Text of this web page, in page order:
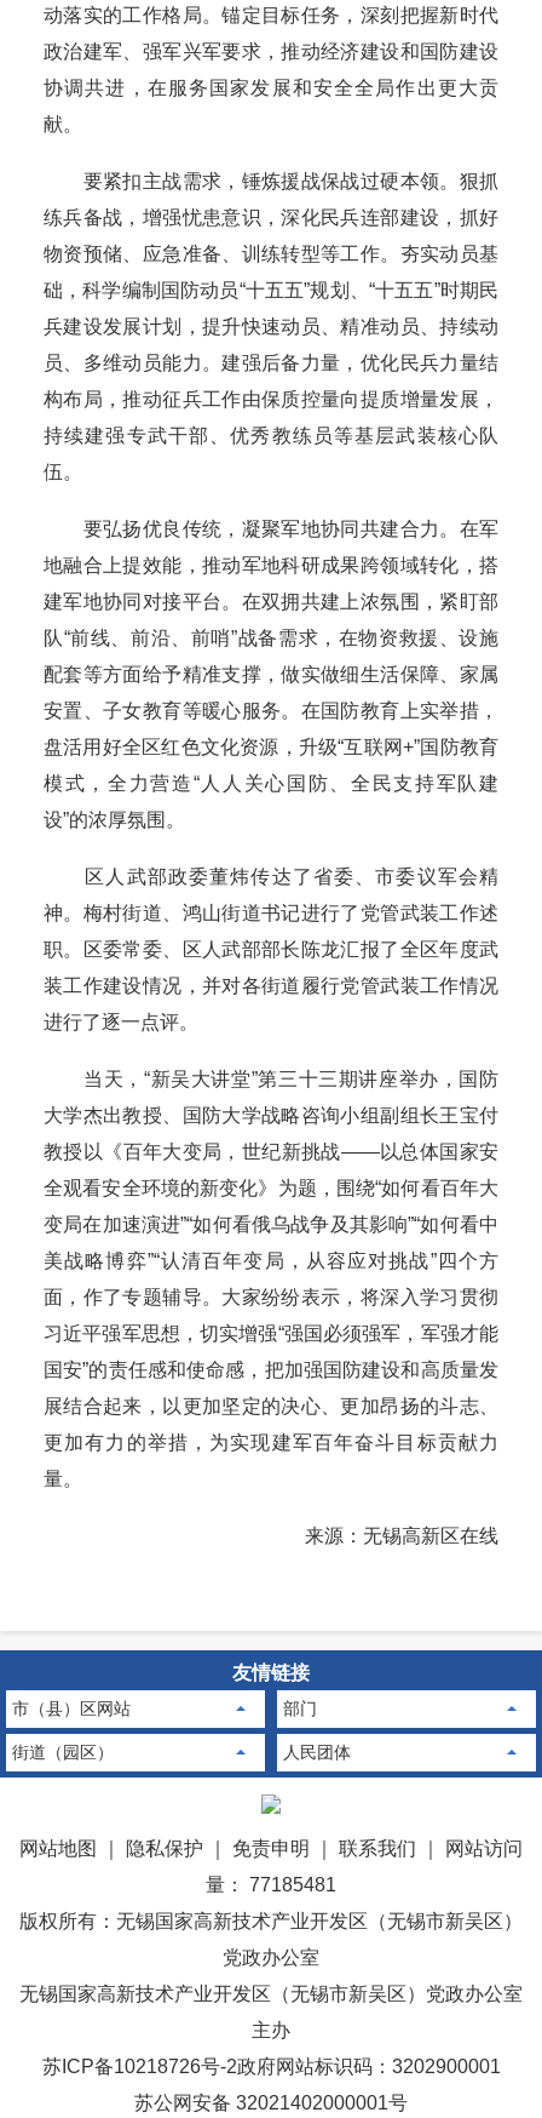
动落实的工作格局。锚定目标任务，深刻把握新时代
政治建军、强军兴军要求，推动经济建设和国防建设
协调共进，在服务国家发展和安全全局作出更大贡
献。
要紧扣主战需求，锤炼援战保战过硬本领。狠抓
练兵备战，增强忧患意识，深化民兵连部建设，抓好
物资预储、应急准备、训练转型等工作。夯实动员基
础，科学编制国防动员“十五五”规划、“十五五”时期民
兵建设发展计划，提升快速动员、精准动员、持续动
员、多维动员能力。建强后备力量，优化民兵力量结
构布局，推动征兵工作由保质控量向提质增量发展，
持续建强专武干部、优秀教练员等基层武装核心队
伍。
要弘扬优良传统，凝聚军地协同共建合力。在军
地融合上提效能，推动军地科研成果跨领域转化，搭
建军地协同对接平台。在双拥共建上浓氛围，紧盯部
队“前线、前沿、前哨”战备需求，在物资救援、设施
配套等方面给予精准支撑，做实做细生活保障、家属
安置、子女教育等暖心服务。在国防教育上实举措，
盘活用好全区红色文化资源，升级“互联网+”国防教育
模式，全力营造“人人关心国防、全民支持军队建
设”的浓厚氛围。
区人武部政委董炜传达了省委、市委议军会精
神。梅村街道、鸿山街道书记进行了党管武装工作述
职。区委常委、区人武部部长陈龙汇报了全区年度武
装工作建设情况，并对各街道履行党管武装工作情况
进行了逐一点评。
当天，“新吴大讲堂”第三十三期讲座举办，国防
大学杰出教授、国防大学战略咨询小组副组长王宝付
教授以《百年大变局，世纪新挑战——以总体国家安
全观看安全环境的新变化》为题，围绕“如何看百年大
变局在加速演进”“如何看俄乌战争及其影响”“如何看中
美战略博弈”“认清百年变局，从容应对挑战”四个方
面，作了专题辅导。大家纷纷表示，将深入学习贯彻
习近平强军思想，切实增强“强国必须强军，军强才能
国安”的责任感和使命感，把加强国防建设和高质量发
展结合起来，以更加坚定的决心、更加昂扬的斗志、
更加有力的举措，为实现建军百年奋斗目标贡献力
量。
来源：无锡高新区在线
友情链接
市（县）区网站 部门
街道（园区） 人民团体
网站地图 隐私保护 免责申明 联系我们
网站访问
量： 77185481
版权所有：无锡国家高新技术产业开发区（无锡市新吴区）
党政办公室
无锡国家高新技术产业开发区（无锡市新吴区）党政办公室
主办
苏ICP备10218726号-2政府网站标识码：3202900001
苏公网安备 32021402000001号